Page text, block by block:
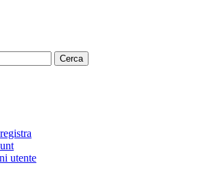
Cerca
registra
utente